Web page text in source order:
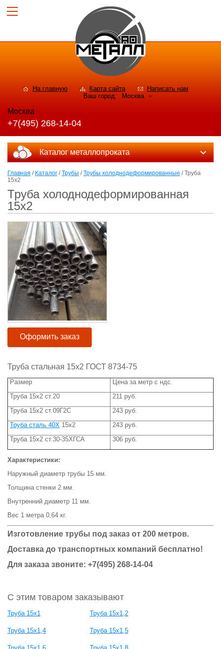
На главную Карта сайта
Написать нам
Ваш город:
Москва
Москва
+7(495) 268-14-04
Каталог металлопроката
Главная / Каталог /Трубы /Трубы холоднодеформированные / Труба
15х2
Труба холоднодеформированная
15х2
Оформить заказ
Труба стальная 15х2 ГОСТ 8734-75
Размер
Цена за метр с ндс.
Труба 15х2 ст.20
211 руб.
Труба 15х2 ст.09Г2С
243 руб.
Труба сталь 40Х 15х2
243 руб.
Труба 15х2 ст.30-35ХГСА
306 руб.
Характеристики:
Наружный диаметр трубы 15 мм.
Толщина стенки 2 мм.
Внутренний диаметр 11 мм.
Вес 1 метра 0,64 кг.
Изготовление трубы под заказ от 200 метров.
Доставка до транспортных компаний бесплатно!
Для заказа звоните: +7(495) 268-14-04
С этим товаром заказывают
Труба 15х1 Труба 15х1,2
Труба 15х1,4 Труба 15х1,5